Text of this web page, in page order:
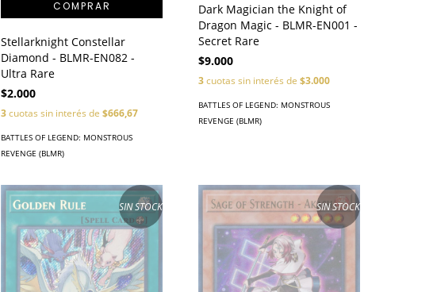
Stellarknight Constellar
Diamond - BLMR-EN082 -
Ultra Rare
$2.000
3cuotas sin interés de$666,67
BATTLES OF LEGEND: MONSTROUS
REVENGE (BLMR)
Dark Magician the Knight of
Dragon Magic - BLMR-EN001 -
Secret Rare
$9.000
3cuotas sin interés de$3.000
BATTLES OF LEGEND: MONSTROUS
REVENGE (BLMR)
SIN STOCK SIN STOCK